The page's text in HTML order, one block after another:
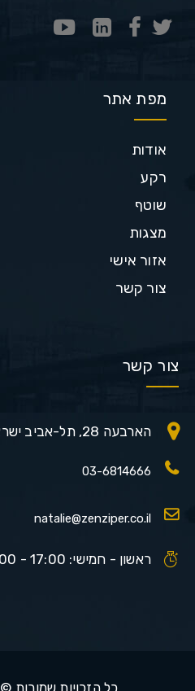
מפת אתר
אודות
רקע
שוטף
מצגות
אזור אישי
צור קשר
צור קשר
הארבעה 28, תל-אביב ישראל
03-6814666
natalie@zenziper.co.il
ראשון - חמישי: 17:00 - 9:00
כל הזכויות שמורות © 2019 - צנציפר.